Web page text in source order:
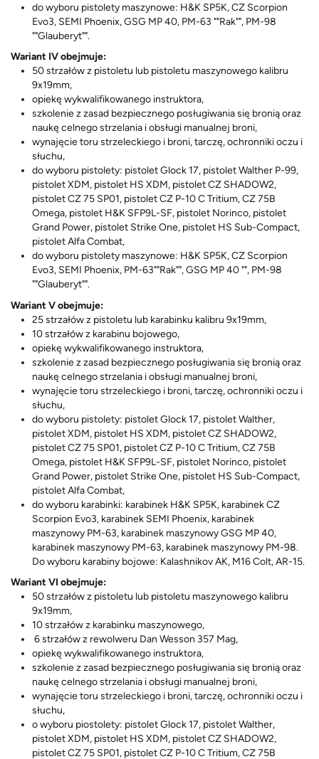
do wyboru pistolety maszynowe: H&K SP5K, CZ Scorpion
Evo3, SEMI Phoenix, GSG MP 40, PM-63 ""Rak"", PM-98
""Glauberyt"".
Wariant IV obejmuje:
50 strzałów z pistoletu lub pistoletu maszynowego kalibru
9x19mm,
opiekę wykwalifikowanego instruktora,
szkolenie z zasad bezpiecznego posługiwania się bronią oraz
naukę celnego strzelania i obsługi manualnej broni,
wynajęcie toru strzeleckiego i broni, tarczę, ochronniki oczu i
słuchu,
do wyboru pistolety: pistolet Glock 17, pistolet Walther P-99,
pistolet XDM, pistolet HS XDM, pistolet CZ SHADOW2,
pistolet CZ 75 SP01, pistolet CZ P-10 C Tritium, CZ 75B
Omega, pistolet H&K SFP9L-SF, pistolet Norinco, pistolet
Grand Power, pistolet Strike One, pistolet HS Sub-Compact,
pistolet Alfa Combat,
do wyboru pistolety maszynowe: H&K SP5K, CZ Scorpion
Evo3, SEMI Phoenix, PM-63""Rak"", GSG MP 40 "", PM-98
""Glauberyt"".
Wariant V obejmuje:
25 strzałów z pistoletu lub karabinku kalibru 9x19mm,
10 strzałów z karabinu bojowego,
opiekę wykwalifikowanego instruktora,
szkolenie z zasad bezpiecznego posługiwania się bronią oraz
naukę celnego strzelania i obsługi manualnej broni,
wynajęcie toru strzeleckiego i broni, tarczę, ochronniki oczu i
słuchu,
do wyboru pistolety: pistolet Glock 17, pistolet Walther,
pistolet XDM, pistolet HS XDM, pistolet CZ SHADOW2,
pistolet CZ 75 SP01, pistolet CZ P-10 C Tritium, CZ 75B
Omega, pistolet H&K SFP9L-SF, pistolet Norinco, pistolet
Grand Power, pistolet Strike One, pistolet HS Sub-Compact,
pistolet Alfa Combat,
do wyboru karabinki: karabinek H&K SP5K, karabinek CZ
Scorpion Evo3, karabinek SEMI Phoenix, karabinek
maszynowy PM-63, karabinek maszynowy GSG MP 40,
karabinek maszynowy PM-63, karabinek maszynowy PM-98.
Do wyboru karabiny bojowe: Kalashnikov AK, M16 Colt, AR-15.
Wariant VI obejmuje:
50 strzałów z pistoletu lub pistoletu maszynowego kalibru
9x19mm,
10 strzałów z karabinku maszynowego,
6 strzałów z rewolweru Dan Wesson 357 Mag,
opiekę wykwalifikowanego instruktora,
szkolenie z zasad bezpiecznego posługiwania się bronią oraz
naukę celnego strzelania i obsługi manualnej broni,
wynajęcie toru strzeleckiego i broni, tarczę, ochronniki oczu i
słuchu,
o wyboru piostolety: pistolet Glock 17, pistolet Walther,
pistolet XDM, pistolet HS XDM, pistolet CZ SHADOW2,
pistolet CZ 75 SP01, pistolet CZ P-10 C Tritium, CZ 75B